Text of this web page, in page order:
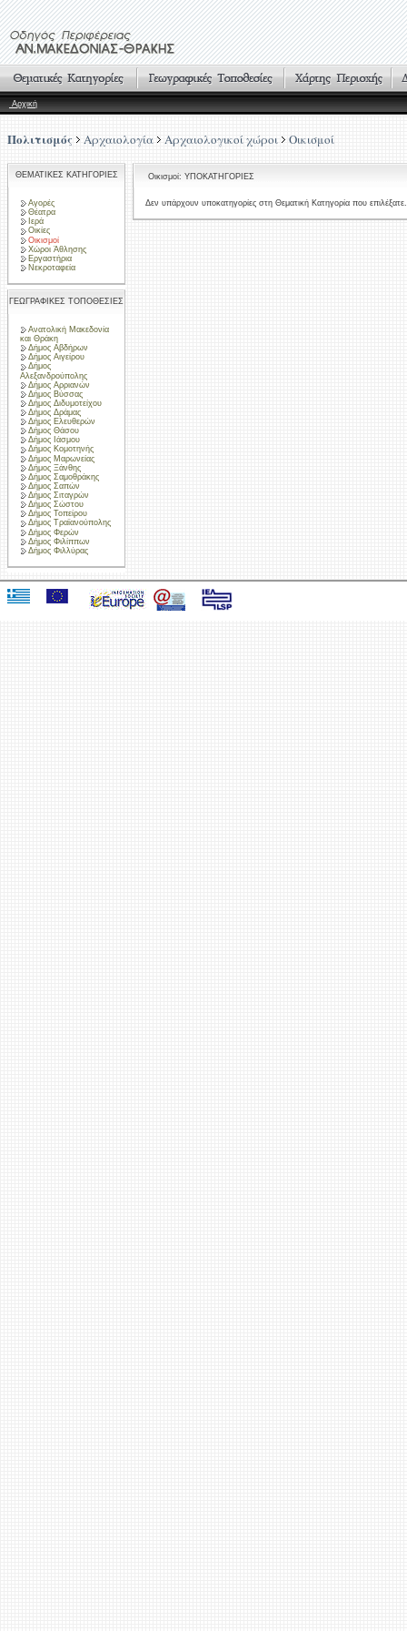
Αρχική
Πολιτισμός Αρχαιολογία Αρχαιολογικοί χώροι Οικισμοί
ΘΕΜΑΤΙΚΕΣ ΚΑΤΗΓΟΡΙΕΣ
Αγορές
Θέατρα
Ιερά
Οικίες
Οικισμοί
Χώροι Άθλησης
Εργαστήρια
Νεκροταφεία
ΓΕΩΓΡΑΦΙΚΕΣ ΤΟΠΟΘΕΣΙΕΣ
Ανατολική Μακεδονία
και Θράκη
Δήμος Αβδήρων
Δήμος Αιγείρου
Δήμος
Αλεξανδρούπολης
Δήμος Αρριανών
Δήμος Βύσσας
Δήμος Διδυμοτείχου
Δήμος Δράμας
Δήμος Ελευθερών
Δήμος Θάσου
Δήμος Ιάσμου
Δήμος Κομοτηνής
Δήμος Μαρωνείας
Δήμος Ξάνθης
Δήμος Σαμοθράκης
Δήμος Σαπών
Δήμος Σιταγρών
Δήμος Σώστου
Δήμος Τοπείρου
Δήμος Τραϊανούπολης
Δήμος Φερών
Δήμος Φιλίππων
Δήμος Φιλλύρας
Οικισμοί: ΥΠΟΚΑΤΗΓΟΡΙΕΣ
Δεν υπάρχουν υποκατηγορίες στη Θεματική Κατηγορία που επιλέξατε.